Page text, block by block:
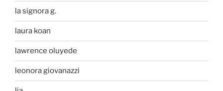
la signora g.
laura koan
lawrence oluyede
leonora giovanazzi